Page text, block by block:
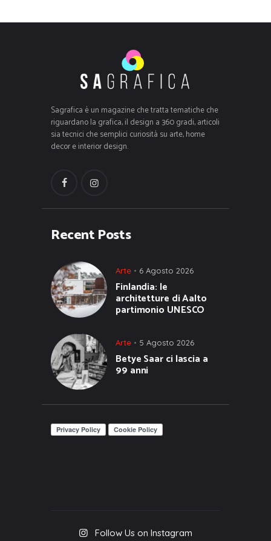
Sagrafica è un magazine che tratta tematiche che
riguardano la grafica, il design a 360 gradi, articoli
sia tecnici che semplici curiosità su arte, home
decor e interior design.
Recent Posts
Arte 6 Agosto 2026
Finlandia: le
architetture di Aalto
partimonio UNESCO
Arte 5 Agosto 2026
Betye Saar ci lascia a
99 anni
Follow Us on Instagram